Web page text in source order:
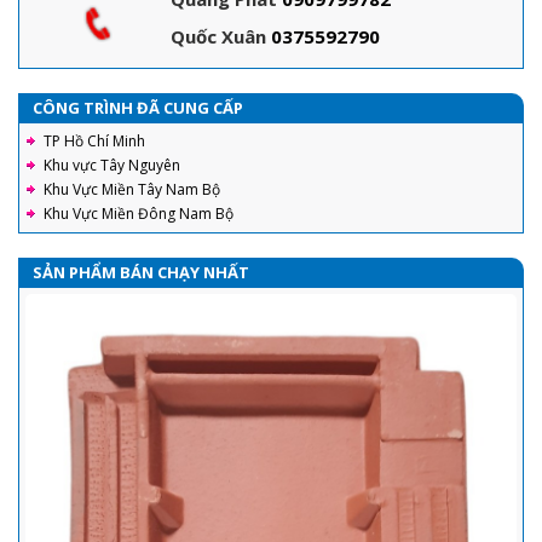
Quốc Xuân 0375592790
CÔNG TRÌNH ĐÃ CUNG CẤP
TP Hồ Chí Minh
Khu vực Tây Nguyên
Khu Vực Miền Tây Nam Bộ
Khu Vực Miền Đông Nam Bộ
SẢN PHẨM BÁN CHẠY NHẤT